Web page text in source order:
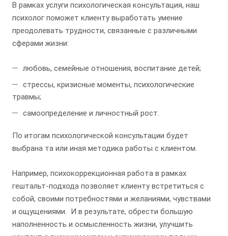
В рамках услуги психологическая консультация, наш
психолог поможет клиенту выработать умение
преодолевать трудности, связанные с различными
сферами жизни:
любовь, семейные отношения, воспитание детей;
стрессы, кризисные моменты, психологические
травмы;
самоопределение и личностный рост.
По итогам психологической консультации будет
выбрана та или иная методика работы с клиентом.
Например, психокоррекционная работа в рамках
гештальт-подхода позволяет клиенту встретиться с
собой, своими потребностями и желаниями, чувствами
и ощущениями. И в результате, обрести большую
наполненность и осмысленность жизни, улучшить